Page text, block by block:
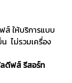
ส์ ให้บริการแบบ
น ไม่รวมเครื่อง
ดีฟส์ รีสอร์ท